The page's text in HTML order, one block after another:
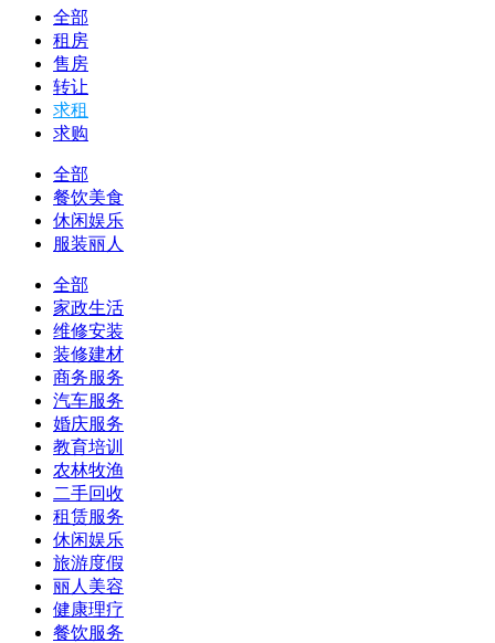
全部
租房
售房
转让
求租
求购
全部
餐饮美食
休闲娱乐
服装丽人
全部
家政生活
维修安装
装修建材
商务服务
汽车服务
婚庆服务
教育培训
农林牧渔
二手回收
租赁服务
休闲娱乐
旅游度假
丽人美容
健康理疗
餐饮服务